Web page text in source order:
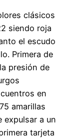
clásicos
siendo roja
el escudo
Primera de
presión de
en
amarillas
expulsar a un
tarjeta